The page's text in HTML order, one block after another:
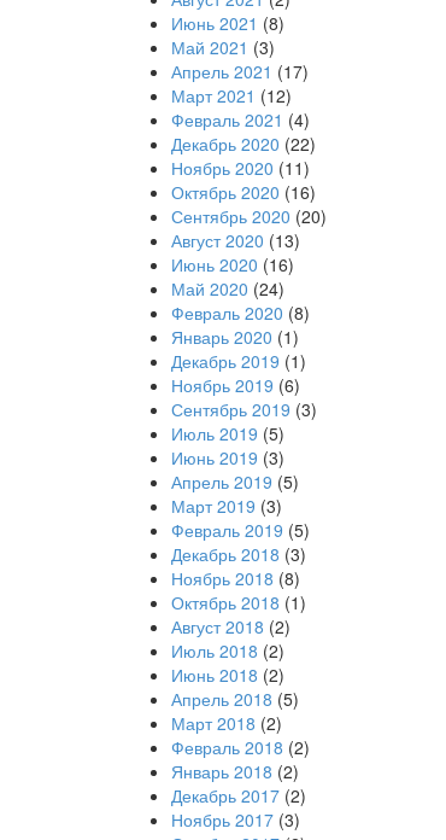
Июнь 2021 (8)
Май 2021 (3)
Апрель 2021 (17)
Март 2021 (12)
Февраль 2021 (4)
Декабрь 2020 (22)
Ноябрь 2020 (11)
Октябрь 2020 (16)
Сентябрь 2020 (20)
Август 2020 (13)
Июнь 2020 (16)
Май 2020 (24)
Февраль 2020 (8)
Январь 2020 (1)
Декабрь 2019 (1)
Ноябрь 2019 (6)
Сентябрь 2019 (3)
Июль 2019 (5)
Июнь 2019 (3)
Апрель 2019 (5)
Март 2019 (3)
Февраль 2019 (5)
Декабрь 2018 (3)
Ноябрь 2018 (8)
Октябрь 2018 (1)
Август 2018 (2)
Июль 2018 (2)
Июнь 2018 (2)
Апрель 2018 (5)
Март 2018 (2)
Февраль 2018 (2)
Январь 2018 (2)
Декабрь 2017 (2)
Ноябрь 2017 (3)